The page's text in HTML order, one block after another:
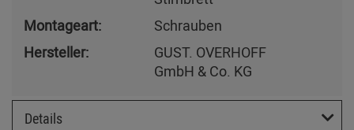
Montageart:
Schrauben
Hersteller:
GUST. OVERHOFF
GmbH & Co. KG
Details